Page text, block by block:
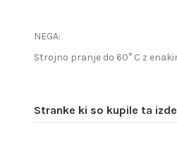
NEGA:
Strojno pranje do 60° C z
Stranke ki so kupile ta